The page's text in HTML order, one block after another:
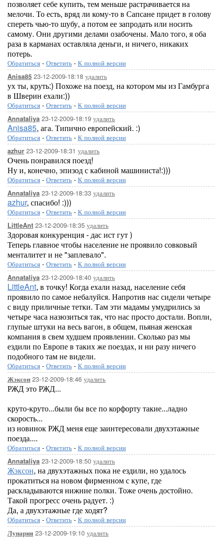
позволяет себе купить, тем меньше растрачивается на
мелочи. То есть, вряд ли кому-то в Сапсане придет в голову
спереть чью-то шубу, а потом ее запродать или носить
самому. Они другими делами озабочены. Мало того, я оба
раза в карманах оставляла деньги, и ничего, никаких
потерь.
Обратиться - Ответить - К полной версии
Anisa85 23-12-2009-18:18 удалить
ух ты, круть:) Похоже на поезд, на котором мы из Гамбурга
в Шверин ехали:))
Обратиться - Ответить - К полной версии
Annataliya 23-12-2009-18:19 удалить
Anisa85, ага. Типично европейский. :)
Обратиться - Ответить - К полной версии
azhur 23-12-2009-18:31 удалить
Очень понравился поезд!
Ну и, конечно, эпизод с кабиной машиниста!:)))
Обратиться - Ответить - К полной версии
Annataliya 23-12-2009-18:33 удалить
azhur, спасибо! :)))
Обратиться - Ответить - К полной версии
LittleAnt 23-12-2009-18:35 удалить
Здоровая конкуренция - дас ист гут )
Теперь главное чтобы население не проявило совковый
менталитет и не "заплевало".
Обратиться - Ответить - К полной версии
Annataliya 23-12-2009-18:40 удалить
LittleAnt, в точку! Когда ехали назад, население себя
проявило по самое небалуйся. Напротив нас сидели четыре
с виду приличные тетки. Там эти мадамы умудрились за
четыре часа назюзиться так, что нас просто достали. Вопли,
глупые штуки на весь вагон, в общем, пьяная женская
компания в свем худшем проявлении. Сколько раз мы
ездили по Европе в таких же поездах, и ни разу ничего
подобного там не видели.
Обратиться - Ответить - К полной версии
Жэксон 23-12-2009-18:46 удалить
РЖД это РЖД...
круто-круто...были бы все по корфорту такие...ладно
скорость...
из новинок РЖД меня еще заинтересовали двухэтажные
поезда....
Обратиться - Ответить - К полной версии
Annataliya 23-12-2009-18:50 удалить
Жэксон, на двухэтажных пока не ездили, но удалось
прокатиться на новом фирменном с купе, где
раскладываются нижние полки. Тоже очень достойно.
Такой прогресс очень радует. :)
Да, а двухэтажные где ходят?
Обратиться - Ответить - К полной версии
Лунария 23-12-2009-19:10 удалить